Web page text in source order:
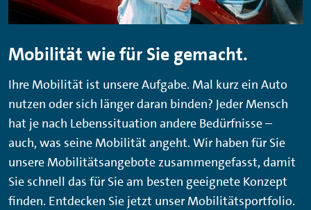
Mobilität wie für Sie gemacht.
Ihre Mobilität ist unsere Aufgabe. Mal kurz ein Auto
nutzen oder sich länger daran binden? Jeder Mensch
hat je nach Lebenssituation andere Bedürfnisse –
auch, was seine Mobilität angeht. Wir haben für Sie
unsere Mobilitätsangebote zusammengefasst, damit
Sie schnell das für Sie am besten geeignete Konzept
finden. Entdecken Sie jetzt unser Mobilitätsportfolio.